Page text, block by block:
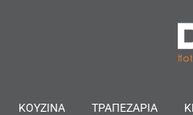
ΚΟΥΖΙΝΑ ΤΡΑΠΕΖΑΡΙΑ